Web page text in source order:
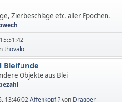
Zierbeschläge etc. aller Epochen.
thovalo
Bleifunde
Objekte aus Blei
13:46:02Affenkopf ?von Dragoer